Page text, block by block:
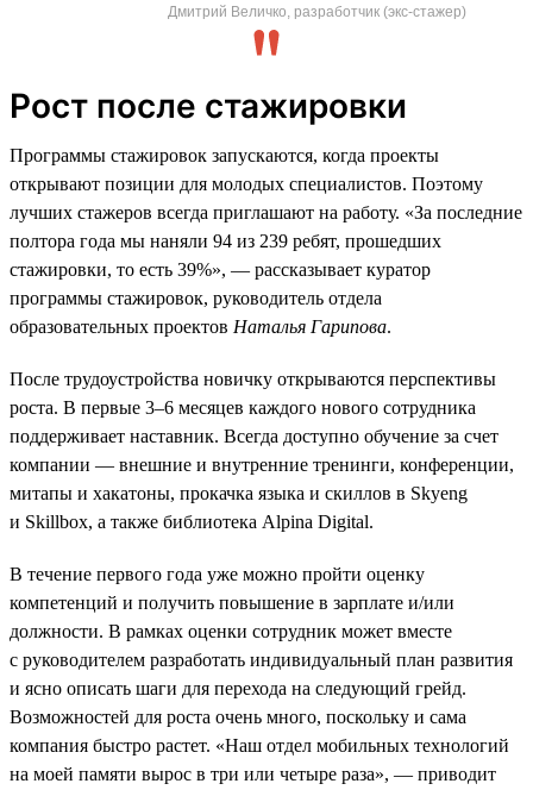
Дмитрий Величко, разработчик (экс-стажер)
Рост после стажировки
Программы стажировок запускаются, когда проекты
открывают позиции для молодых специалистов. Поэтому
лучших стажеров всегда приглашают на работу. «За последние
полтора года мы наняли 94 из 239 ребят, прошедших
стажировки, то есть 39%», — рассказывает куратор
программы стажировок, руководитель отдела
образовательных проектов Наталья Гарипова.
После трудоустройства новичку открываются перспективы
роста. В первые 3–6 месяцев каждого нового сотрудника
поддерживает наставник. Всегда доступно обучение за счет
компании — внешние и внутренние тренинги, конференции,
митапы и хакатоны, прокачка языка и скиллов в Skyeng
и Skillbox, а также библиотека Alpina Digital.
В течение первого года уже можно пройти оценку
компетенций и получить повышение в зарплате и/или
должности. В рамках оценки сотрудник может вместе
с руководителем разработать индивидуальный план развития
и ясно описать шаги для перехода на следующий грейд.
Возможностей для роста очень много, поскольку и сама
компания быстро растет. «Наш отдел мобильных технологий
на моей памяти вырос в три или четыре раза», — приводит